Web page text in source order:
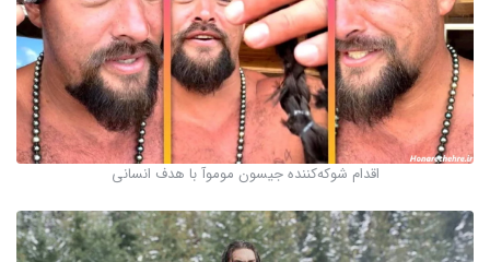
اقدام شوکه‌کننده جیسون موموآ با هدف انسانی